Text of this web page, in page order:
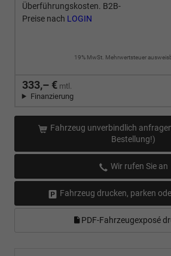
Überführungskosten. B2B-
Preise nach LOGIN
19% MwSt. Mehrwertsteuer
333,– € mtl.
Finanzierung
Fahrzeug unverbindlich
Bestellung!)
Wir rufen Sie an
Fahrzeug drucken, parken
PDF-Fahrzeugexposé